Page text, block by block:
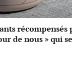
de nous » qui